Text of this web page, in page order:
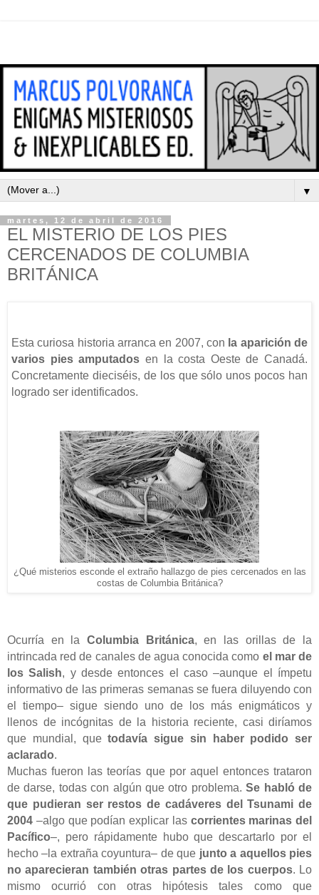
▼
martes, 12 de abril de 2016
EL MISTERIO DE LOS PIES
CERCENADOS DE COLUMBIA
BRITÁNICA
Esta curiosa historia arranca en 2007, con la aparición de
varios pies amputados en la costa Oeste de Canadá.
Concretamente dieciséis, de los que sólo unos pocos han
logrado ser identificados.
¿Qué misterios esconde el extraño hallazgo de pies cercenados en las
costas de Columbia Británica?
Ocurría en la Columbia Británica, en las orillas de la
intrincada red de canales de agua conocida como el mar de
los Salish, y desde entonces el caso –aunque el ímpetu
informativo de las primeras semanas se fuera diluyendo con
el tiempo– sigue siendo uno de los más enigmáticos y
llenos de incógnitas de la historia reciente, casi diríamos
que mundial, quetodavía sigue sin haber podido ser
aclarado.
Muchas fueron las teorías que por aquel entonces trataron
de darse, todas con algún que otro problema.Se habló de
que pudieran ser restos de cadáveres del Tsunami de
2004 –algo que podían explicar las corrientes marinas del
Pacífico–, pero rápidamente hubo que descartarlo por el
hecho –la extraña coyuntura– de que junto a aquellos pies
no aparecieran también otras partes de los cuerpos. Lo
mismo ocurrió con otras hipótesis tales como que